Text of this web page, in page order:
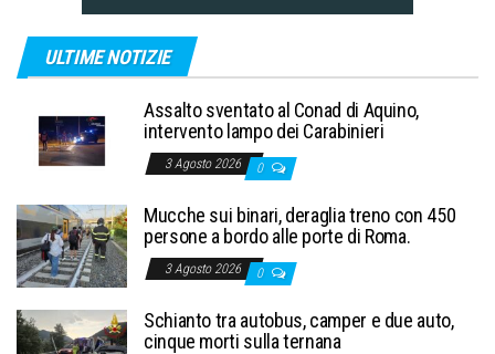
ULTIME NOTIZIE
Assalto sventato al Conad di Aquino,
intervento lampo dei Carabinieri
3 Agosto 2026 0
Mucche sui binari, deraglia treno con 450
persone a bordo alle porte di Roma.
3 Agosto 2026 0
Schianto tra autobus, camper e due auto,
cinque morti sulla ternana